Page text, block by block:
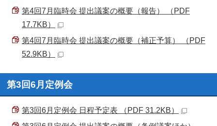
第4回7月臨時会 提出議案の概要（報告） （PDF
17.7KB）
第4回7月臨時会 提出議案の概要（補正予算） （PDF
52.9KB）
第3回6月定例会
第3回6月定例会 日程予定表 （PDF 31.2KB）